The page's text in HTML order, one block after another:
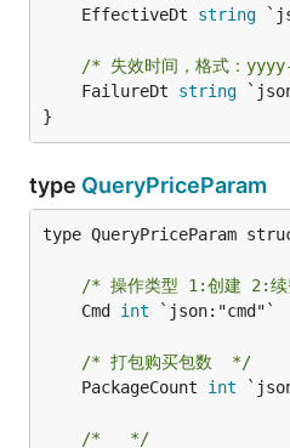
	EffectiveDt
string
/* 失效时间，格式：
	FailureDt
string
}
type QueryPriceParam
type QueryPriceParam
/* 操作类型 1:创建 2:
	Cmd
int `json:"cmd"`
/* 打包购买包数  */
	PackageCount
int
/*   */